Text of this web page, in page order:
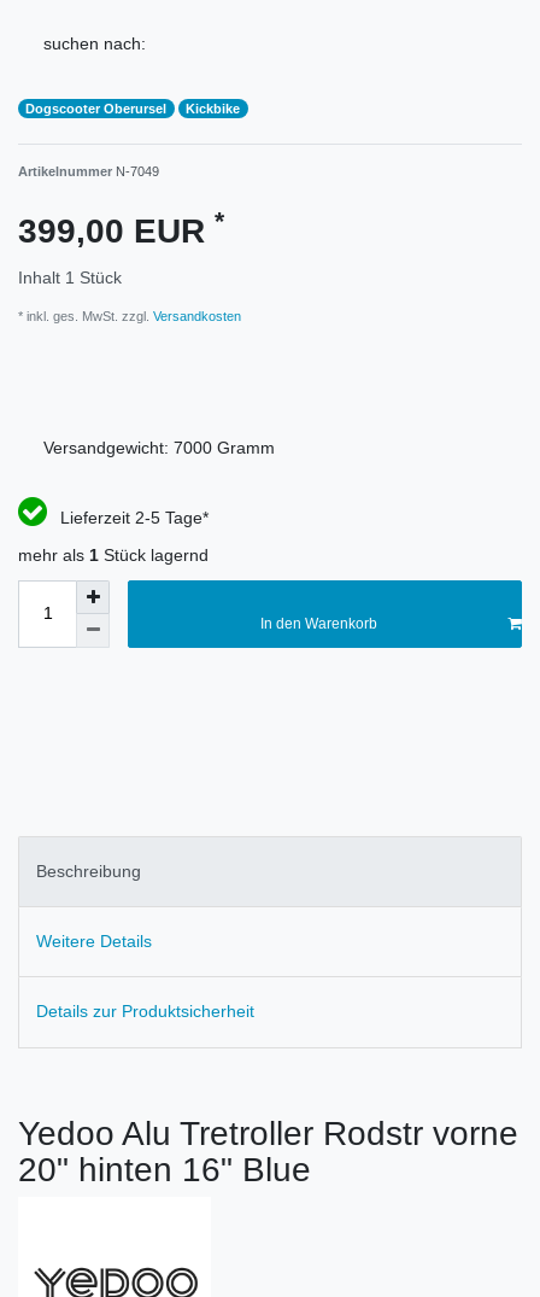
suchen nach:
Dogscooter Oberursel Kickbike
Artikelnummer N-7049
399,00 EUR *
Inhalt 1 Stück
* inkl. ges. MwSt. zzgl. Versandkosten
Versandgewicht: 7000 Gramm
Lieferzeit 2-5 Tage*
mehr als 1 Stück lagernd
In den Warenkorb
Beschreibung
Weitere Details
Details zur Produktsicherheit
Yedoo Alu Tretroller Rodstr vorne
20" hinten 16" Blue